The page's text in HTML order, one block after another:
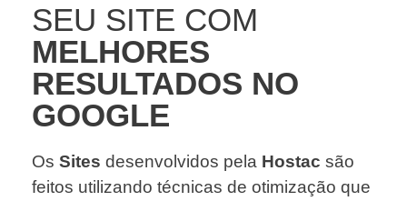
SEU SITE COM
MELHORES
RESULTADOS NO
GOOGLE
Os Sites desenvolvidos pela Hostac são
feitos utilizando técnicas de otimização que